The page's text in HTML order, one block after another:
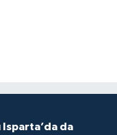
Isparta’da da